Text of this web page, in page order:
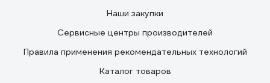
Наши закупки
Сервисные центры производителей
Правила применения рекомендательных технологий
Каталог товаров